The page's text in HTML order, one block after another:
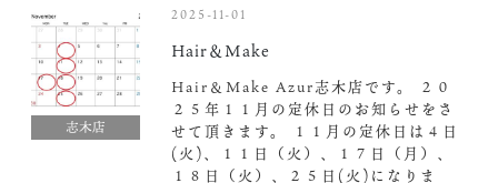
志木店
2025-11-01
Hair＆Make
Hair＆Make Azur志木店です。 ２０
２５年１１月の定休日のお知らせをさ
せて頂きます。 １１月の定休日は４日
(火)、１１日（火）、１７日（月）、
１８日（火）、２５日(火)になりま